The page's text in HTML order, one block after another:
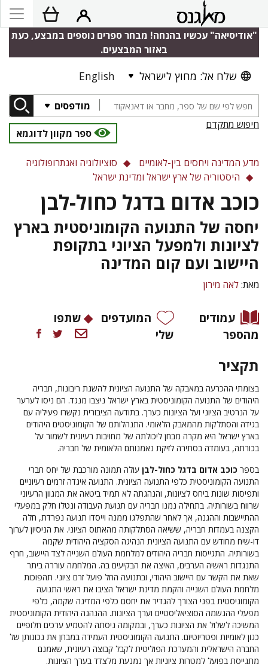
"אודיסיאה" עכשיו בהנחה! מבחר ספרים נוספים במבצע, כעת
באזור המבצעים.
שלח אל: מחוץ לישראל English
מודפסים
חיפוש מתקדם
ספר מקוון לדוגמא
מדע המדינה ויחסים בין-לאומיים
סוציולוגיה ואנתרופולוגיה
היסטוריה של ארץ ישראל ומדינת ישראל
כוכב אדום בדגל כחול-לבן
יחסה של התנועה הקומוניסטית בארץ
לציונות ולמפעל הציוני בתקופת
היישוב ועם קום המדינה
מאת:לאה מירון
עמודים
מהספר
המועדפים
שלי
שתפו
תקציר
בצומתי ההכרעה במאבקה של התנועה הציונית להשגת ריבונות, חבריה
היהודים של התנועה הקומוניסטית בארץ ישראל ניצבו מנגד. הם ניסו לערער
על הנרטיב הציוני ועל הציונות כערך. בתודעה הציבורית נקשרו פעיליה עם
בגידה והסתלקות מהמאבק הלאומי. התנהלותם של הקומוניסטים היהודים
בארץ ישראל היא מקרה מבחן ליכולתה של מחויבות רעיונית לשמור על
בכורתה, בעומדה בסתירה לזיקת נאמנותם הלאומית של חבריה.
בספר כוכב אדום בדגל כחול-לבן עולה תמונה מורכבת של יחס חברי
התנועה הקומוניסטית כלפי התנועה הציונית. התנועה איגדה זרמים רעיוניים
ותפיסות שונות ביחס לציונות, והנהגתה לא תמיד ביטאה את המגוון הרעיוני
שרווח בשורותיה. בתחילה נמנו חבריה עם תנועת העבודה ונטלו חלק במפעלי
ההתיישבות וההגנה, אך לאחר שהתפלגו ממנה וייסדו תנועה נפרדת, חלה
הקצנה בעמדות חבריה, ששיאה הסתלקותה מהאתוס הציוני. את הניסיון לערוך
דו-שיח מחודש עם התנועה הציונית הנהיגה הסקציה היהודית שקמה
בשורותיה. התגייסות חבריה היהודים למלחמת העולם השנייה לצד היישוב, חרף
התנגדות ראשיה הערבים, האיצה את הבקיעים בה. המלחמה עוררה ביתר
שאת את הקשר עם היישוב היהודי, ובתנועה החל פועל זרם ציוני. תהפוכות
מלחמת העולם השנייה והקמת מדינת ישראל הציבו את ראשי התנועה
הקומוניסטית בפני הצורך להגדיר את יחסם כלפי המדינה שקמה, כלפי
מפעלי ההגשמה הסוציאליסטיים וערך הציונות. ההנהגה היהודית הקומוניסטית
המשיכה לשלול את הציונות כערך, ובמקומה ניסתה להטמיע ערכים חלופיים
כגון לאומיות ופטריוטיזם. התנועה הקומוניסטית העמידה במבחן את נכונותן של
החברה הישראלית והמערכת הפוליטית לקבל קבוצה רעיונית, שאמנם
מתגייסת בפועל למטרות ציוניות אך נמנעת מלצדד בערך הציונות.